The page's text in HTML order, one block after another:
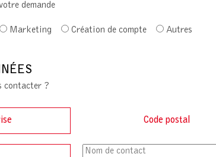
demande
Marketing Création de compte Autres
contacter ?